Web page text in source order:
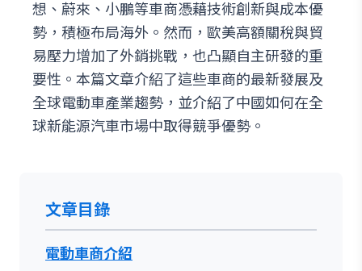
想、蔚來、小鵬等車商憑藉技術創新與成本優
勢，積極布局海外。然而，歐美高額關稅與貿
易壓力增加了外銷挑戰，也凸顯自主研發的重
要性。本篇文章介紹了這些車商的最新發展及
全球電動車產業趨勢，並介紹了中國如何在全
球新能源汽車市場中取得競爭優勢。
文章目錄
電動車商介紹